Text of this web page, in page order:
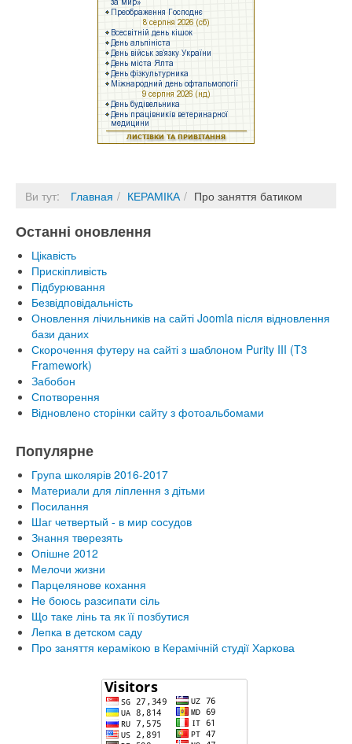
Ви тут: Главная КЕРАМІКА Про заняття батиком
Останні оновлення
Цікавість
Прискіпливість
Підбурювання
Безвідповідальність
Оновлення лічильників на сайті Joomla після відновлення
бази даних
Скорочення футеру на сайті з шаблоном Purity III (T3
Framework)
Забобон
Спотворення
Відновлено сторінки сайту з фотоальбомами
Популярне
Група школярів 2016-2017
Материали для ліплення з дітьми
Посилання
Шаг четвертый - в мир сосудов
Знання тверезять
Опішне 2012
Мелочи жизни
Парцелянове кохання
Не боюсь разсипати сіль
Що таке лінь та як її позбутися
Лепка в детском саду
Про заняття керамікою в Керамічній студії Харкова